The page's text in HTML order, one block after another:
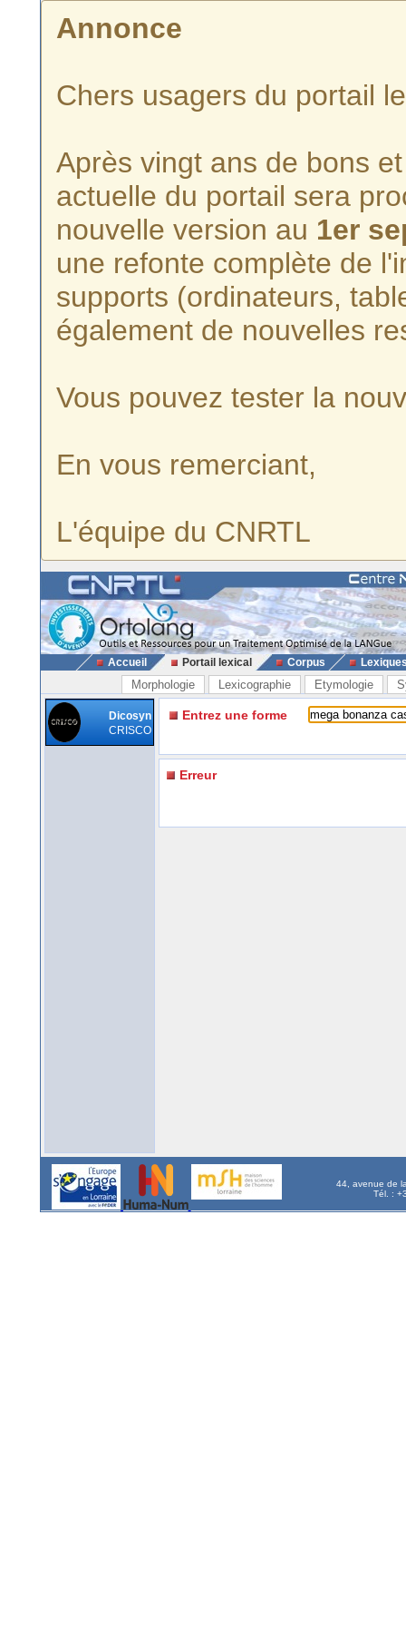
Annonce
Chers usagers du portail
Après vingt ans de bons
actuelle du portail sera
nouvelle version au 1er
une refonte complète de
supports (ordinateurs,
également de nouvelles
Vous pouvez tester la
En vous remerciant,
L'équipe du CNRTL
Accueil Portail lexical Corpus
Morphologie Lexicographie Etymologie
Dicosyn
CRISCO
Entrez une forme
Erreur
44, avenue de
Tél. :